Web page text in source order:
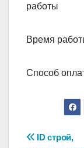
работы
Время
Способ
ID строй,